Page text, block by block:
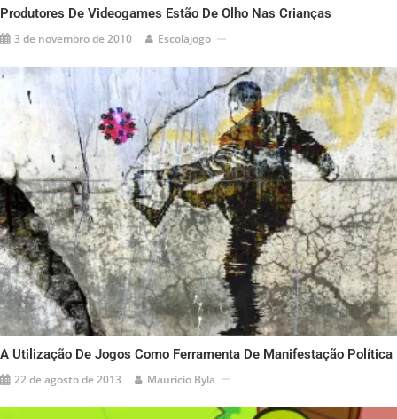
Produtores De Videogames Estão De Olho Nas Crianças
3 de novembro de 2010 Escolajogo
A Utilização De Jogos Como Ferramenta De Manifestação Política
22 de agosto de 2013 Maurício Byla